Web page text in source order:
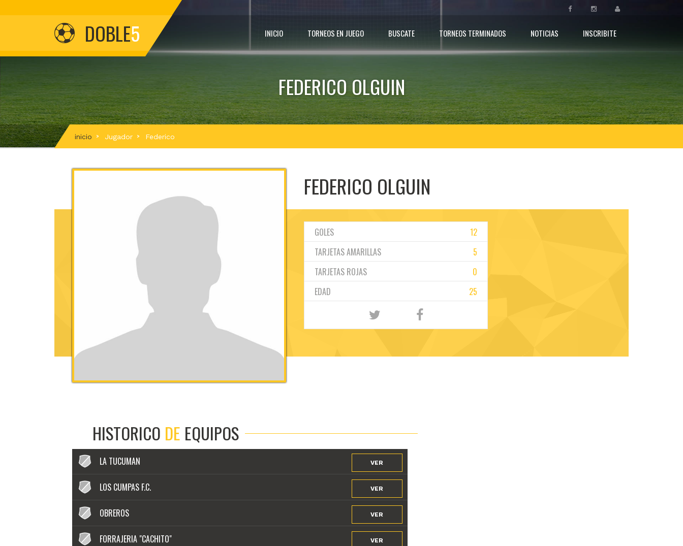
DOBLE5 INICIO TORNEOS EN JUEGO BUSCATE TORNEOS TERMINADOS NOTICIAS INSCRIBITE
FEDERICO OLGUIN
inicio Jugador Federico
FEDERICO OLGUIN
GOLES
12
TARJETAS AMARILLAS
5
TARJETAS ROJAS
0
EDAD
25
HISTORICO DE EQUIPOS
LA TUCUMAN VER
LOS CUMPAS F.C. VER
OBREROS VER
FORRAJERIA "CACHITO" VER